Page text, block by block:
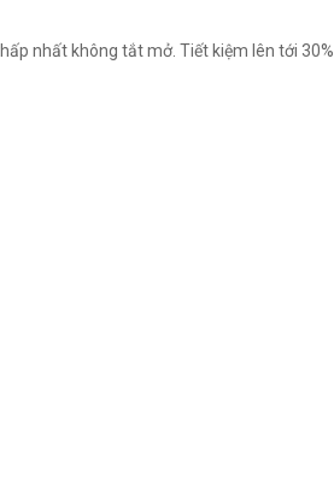
nhất không tắt mở. Tiết kiệm lên tới 30%